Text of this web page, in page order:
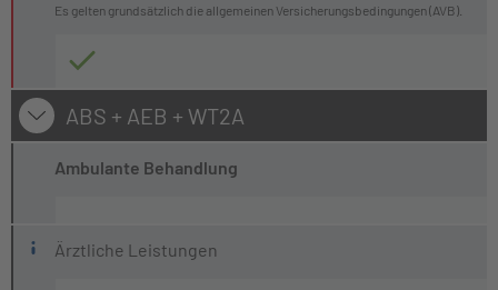
Es gelten grundsätzlich die allgemeinen Versicherungsbedingungen (AVB).
ABS + AEB + WT2A
Ambulante Behandlung
Ärztliche Leistungen